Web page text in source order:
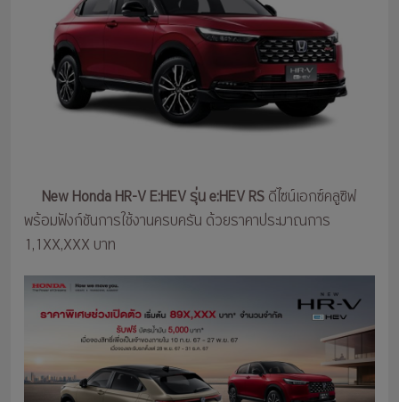
New Honda HR-V E:HEV รุ่น e:HEV RSดีไซน์เอกซ์คลูซิฟ
พร้อมฟังก์ชันการใช้งานครบครัน ด้วยราคาประมาณการ
1,1XX,XXX บาท